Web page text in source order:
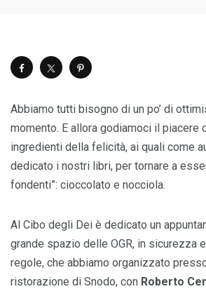
Abbiamo tutti bisogno di un po’ di
momento. E allora godiamoci il piacere
ingredienti della felicità, ai quali come
dedicato i nostri libri, per tornare a
fondenti”: cioccolato e nocciola.
Al Cibo degli Dei è dedicato un
grande spazio delle OGR, in sicurezza
regole, che abbiamo organizzato
ristorazione di Snodo, con Roberto